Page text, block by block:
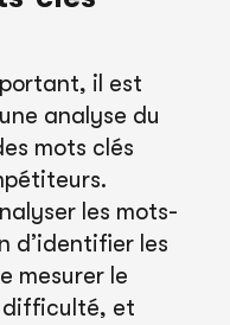
il est
analyse du
mots clés
les mots-
d’identifier les
mesurer le
difficulté, et